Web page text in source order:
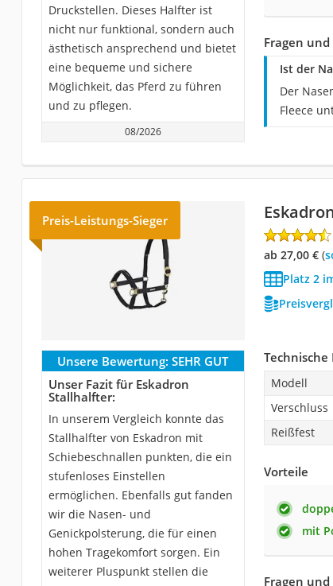
Druckstellen. Dieses Halfter ist
nicht nur funktional, sondern auch
ästhetisch ansprechend und bietet
eine bequeme und sichere
Möglichkeit, das Pferd zu führen
und zu pflegen.
08/2026
Fragen
Ist der
Der
Fleece
Preis-Leistungs-Sieger
ab 27,00 €(
Platz 2
Unsere Bewertung: SEHR GUT
Unser Fazit für Eskadron
Stallhalfter:
In unserem Vergleich konnte das
Stallhalfter von Eskadron mit
Schiebeschnallen punkten, die ein
stufenloses Einstellen
ermöglichen. Ebenfalls gut fanden
wir die Nasen- und
Genickpolsterung, die für einen
hohen Tragekomfort sorgen. Ein
weiterer Pluspunkt stellen die
Technische
Modell
Verschluss
Reißfest
Vorteile
mit
Fragen